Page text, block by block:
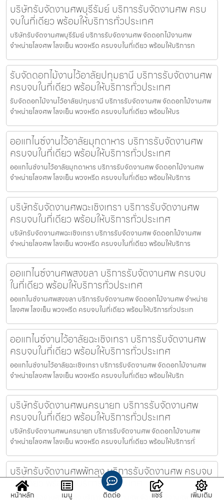
บริษัทรับจัดงานศพบุรีรัมย์ บริการรับจัดงานศพ ครบ
จบในที่เดียว พร้อมให้บริการทั่วประเทศ
บริษัทรับจัดงานศพบุรีรัมย์ บริการรับจัดงานศพ จัดดอกไม้งานศพ
จำหน่ายโลงศพ โลงเย็น พวงหรีด ครบจบในที่เดียว พร้อมให้บริการท
รับจัดดอกไม้งานไว้อาลัยปทุมธานี บริการรับจัดงานศพ
ครบจบในที่เดียว พร้อมให้บริการทั่วประเทศ
รับจัดดอกไม้งานไว้อาลัยปทุมธานี บริการรับจัดงานศพ จัดดอกไม้งานศพ
จำหน่ายโลงศพ โลงเย็น พวงหรีด ครบจบในที่เดียว พร้อมให้บร
ออแกไนซ์งานไว้อาลัยมุกดาหาร บริการรับจัดงานศพ
ครบจบในที่เดียว พร้อมให้บริการทั่วประเทศ
ออแกไนซ์งานไว้อาลัยมุกดาหาร บริการรับจัดงานศพ จัดดอกไม้งานศพ
จำหน่ายโลงศพ โลงเย็น พวงหรีด ครบจบในที่เดียว พร้อมให้บริการ
บริษัทรับจัดงานศพฉะเชิงเทรา บริการรับจัดงานศพ
ครบจบในที่เดียว พร้อมให้บริการทั่วประเทศ
บริษัทรับจัดงานศพฉะเชิงเทรา บริการรับจัดงานศพ จัดดอกไม้งานศพ
จำหน่ายโลงศพ โลงเย็น พวงหรีด ครบจบในที่เดียว พร้อมให้บริการ
ออแกไนซ์งานศพสงขลา บริการรับจัดงานศพ ครบจบ
ในที่เดียว พร้อมให้บริการทั่วประเทศ
ออแกไนซ์งานศพสงขลา บริการรับจัดงานศพ จัดดอกไม้งานศพ จำหน่าย
โลงศพ โลงเย็น พวงหรีด ครบจบในที่เดียว พร้อมให้บริการทั่วประเท
ออแกไนซ์งานไว้อาลัยฉะเชิงเทรา บริการรับจัดงานศพ
ครบจบในที่เดียว พร้อมให้บริการทั่วประเทศ
ออแกไนซ์งานไว้อาลัยฉะเชิงเทรา บริการรับจัดงานศพ จัดดอกไม้งานศพ
จำหน่ายโลงศพ โลงเย็น พวงหรีด ครบจบในที่เดียว พร้อมให้บริก
บริษัทรับจัดงานศพนครนายก บริการรับจัดงานศพ
ครบจบในที่เดียว พร้อมให้บริการทั่วประเทศ
บริษัทรับจัดงานศพนครนายก บริการรับจัดงานศพ จัดดอกไม้งานศพ
จำหน่ายโลงศพ โลงเย็น พวงหรีด ครบจบในที่เดียว พร้อมให้บริการทั่
บริษัทรับจัดงานศพพัทลุง บริการรับจัดงานศพ ครบจบ
ในที่เดียว พร้อมให้บริการทั่วประเทศ
บริษัทรับจัดงานศพพัทลุง บริการรับจัดงานศพ จัดดอกไม้งานศพ จำหน่าย
หน้าหลัก เมนู ติดต่อ แชร์ เพิ่มเติม